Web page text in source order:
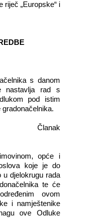
riječ „Europske“ i
s danom
nastavlja rad s
pod istim
Članak
opće i
koje je do
u djelokrugu rada
te će
ovom
i namještenike
ove Odluke